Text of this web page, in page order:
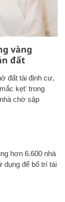
vàng
đất
đất tái định cư,
kẹt' trong
chờ sập
hơn 6.600 nhà
dụng để bố trí tái